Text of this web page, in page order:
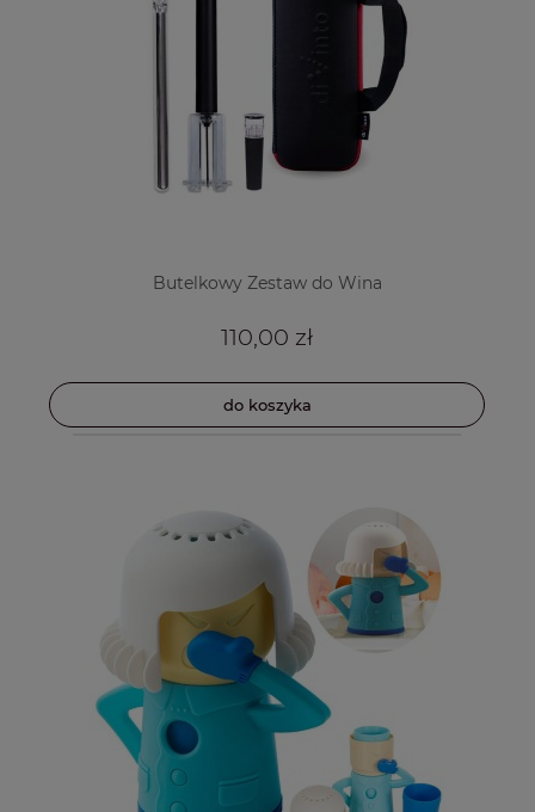
Butelkowy Zestaw do Wina
110,00 zł
do koszyka